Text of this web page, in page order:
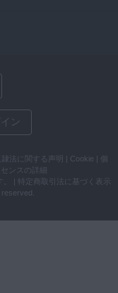
ン
隷法に関する声明 | Cookie | 個
センスの詳細
|
特定商取引法に基づく表示